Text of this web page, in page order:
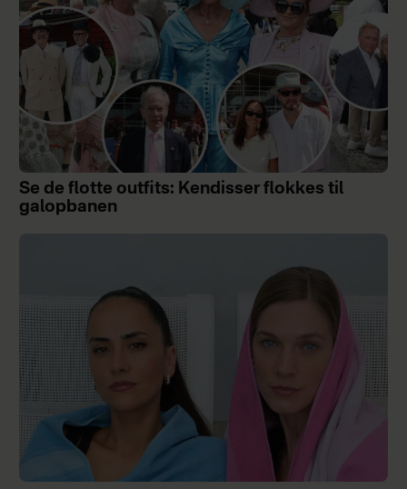
Se de flotte outfits: Kendisser flokkes til
galopbanen